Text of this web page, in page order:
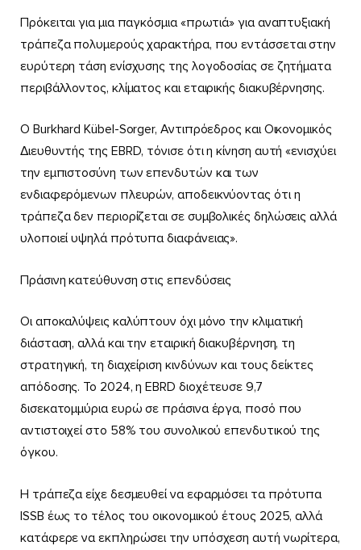
Πρόκειται για μια παγκόσμια «πρωτιά» για αναπτυξιακή
τράπεζα πολυμερούς χαρακτήρα, που εντάσσεται στην
ευρύτερη τάση ενίσχυσης της λογοδοσίας σε ζητήματα
περιβάλλοντος, κλίματος και εταιρικής διακυβέρνησης.
Ο Burkhard Kübel-Sorger, Αντιπρόεδρος και Οικονομικός
Διευθυντής της EBRD, τόνισε ότι η κίνηση αυτή «ενισχύει
την εμπιστοσύνη των επενδυτών και των
ενδιαφερόμενων πλευρών, αποδεικνύοντας ότι η
τράπεζα δεν περιορίζεται σε συμβολικές δηλώσεις αλλά
υλοποιεί υψηλά πρότυπα διαφάνειας».
Πράσινη κατεύθυνση στις επενδύσεις
Οι αποκαλύψεις καλύπτουν όχι μόνο την κλιματική
διάσταση, αλλά και την εταιρική διακυβέρνηση, τη
στρατηγική, τη διαχείριση κινδύνων και τους δείκτες
απόδοσης. Το 2024, η EBRD διοχέτευσε 9,7
δισεκατομμύρια ευρώ σε πράσινα έργα, ποσό που
αντιστοιχεί στο 58% του συνολικού επενδυτικού της
όγκου.
Η τράπεζα είχε δεσμευθεί να εφαρμόσει τα πρότυπα
ISSB έως το τέλος του οικονομικού έτους 2025, αλλά
κατάφερε να εκπληρώσει την υπόσχεση αυτή νωρίτερα,